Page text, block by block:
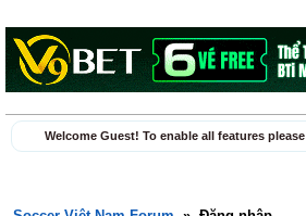
Welcome Guest! To enable all features please